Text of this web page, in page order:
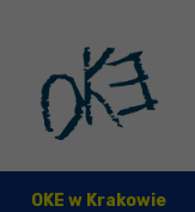
OKE w Krakowie